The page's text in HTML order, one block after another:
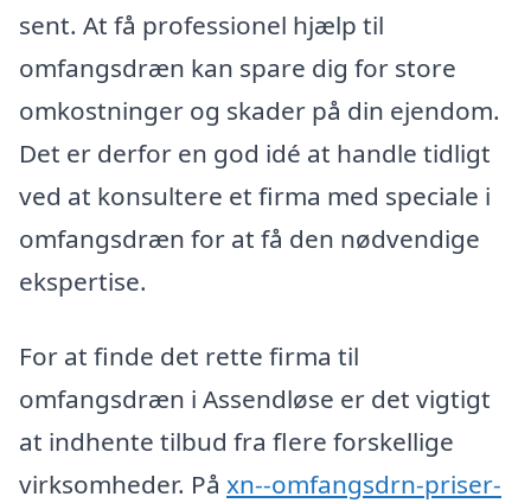
sent. At få professionel hjælp til
omfangsdræn kan spare dig for store
omkostninger og skader på din ejendom.
Det er derfor en god idé at handle tidligt
ved at konsultere et firma med speciale i
omfangsdræn for at få den nødvendige
ekspertise.
For at finde det rette firma til
omfangsdræn i Assendløse er det vigtigt
at indhente tilbud fra flere forskellige
virksomheder. På xn--omfangsdrn-priser-